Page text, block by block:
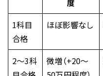
1科目
合格
ほぼ影響なし
2〜3科
微増（+20～